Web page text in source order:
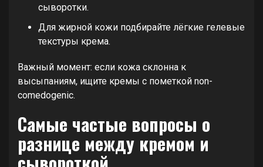
сыворотки.
Для жирной кожи подбирайте лёгкие гелевые
текстуры крема.
Важный момент: если кожа склонна к
высыпаниям, ищите кремы с пометкой non-
comedogenic.
Самые частые вопросы о
разнице между кремом и